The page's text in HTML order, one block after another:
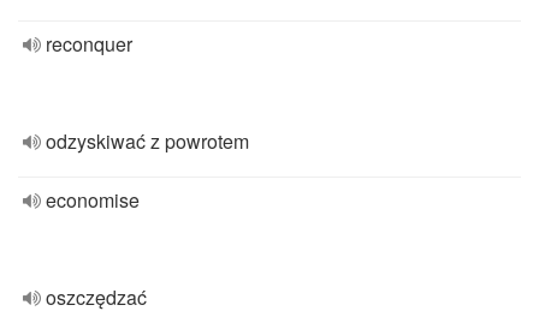
reconquer
odzyskiwać z powrotem
economise
oszczędzać